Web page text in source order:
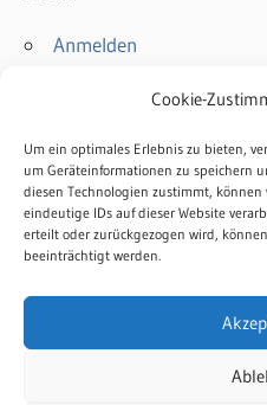
Cookie-
Um ein optimales Erlebnis zu bieten,
um Geräteinformationen zu speichern
diesen Technologien zustimmt,
eindeutige IDs auf dieser Website
erteilt oder zurückgezogen wird,
beeinträchtigt werden.
Anmelden
Kommentar-Feed
WordPress.org
Kontakt
Impressum